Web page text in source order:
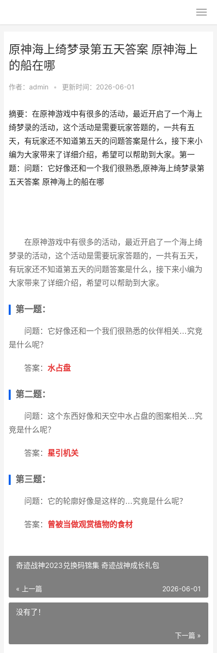
原神海上绮梦录第五天答案 原神海上
的船在哪
作者： admin • 更新时间：2026-06-01
摘要：在原神游戏中有很多的活动，最近开启了一个海上
绮梦录的活动，这个活动是需要玩家答题的，一共有五
天，有玩家还不知道第五天的问题答案是什么，接下来小
编为大家带来了详细介绍，希望可以帮助到大家。第一
题：问题：它好像还和一个我们很熟悉,原神海上绮梦录第
五天答案 原神海上的船在哪
在原神游戏中有很多的活动，最近开启了一个海上绮
梦录的活动，这个活动是需要玩家答题的，一共有五天，
有玩家还不知道第五天的问题答案是什么，接下来小编为
大家带来了详细介绍，希望可以帮助到大家。
第一题：
问题：它好像还和一个我们很熟悉的伙伴相关…究竞
是什么呢？
答案： 水占盘
第二题：
问题：这个东西好像和天空中水占盘的图案相关…究
竞是什么呢？
答案： 星引机关
第三题：
问题：它的轮廓好像是这样的…究竟是什么呢？
答案： 曾被当做观赏植物的食材
奇迹战神2023兑换码锦集 奇迹战神成长礼包
« 上一篇 2026-06-01
没有了！
下一篇 »